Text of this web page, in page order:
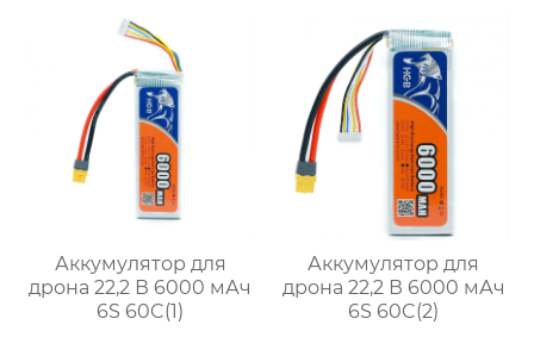
Аккумулятор для
дрона 22,2 В 6000 мАч
6S 60C(1)
Аккумулятор для
дрона 22,2 В 6000 мАч
6S 60C(2)